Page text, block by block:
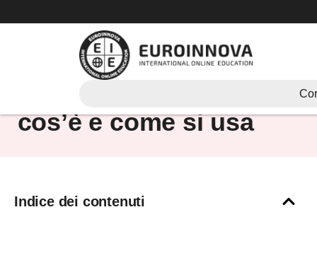
al
Adobe Photoshop:
cos’è e come si usa
Indice dei contenuti